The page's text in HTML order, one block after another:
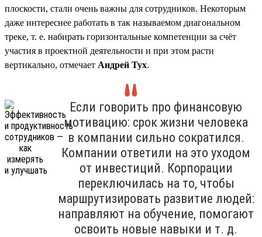
плоскости, стали очень важны для сотрудников. Некоторым
даже интереснее работать в так называемом диагональном
треке, т. е. набирать горизонтальные компетенции за счёт
участия в проектной деятельности и при этом расти
вертикально, отмечает Андрей Тух.
Если говорить про финансовую
мотивацию: срок жизни человека
в компании сильно сократился.
Компании ответили на это уходом
от инвестиций. Корпорации
переключилась на то, чтобы
маршрутизировать развитие людей:
направляют на обучение, помогают
освоить новые навыки и т. д.